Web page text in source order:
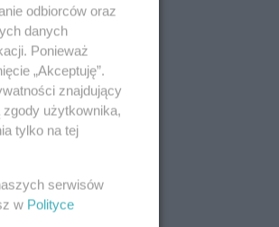
odbiorców oraz
danych
Ponieważ
„Akceptuję”.
znajdujący
użytkownika,
tylko na tej
serwisów
w Polityce